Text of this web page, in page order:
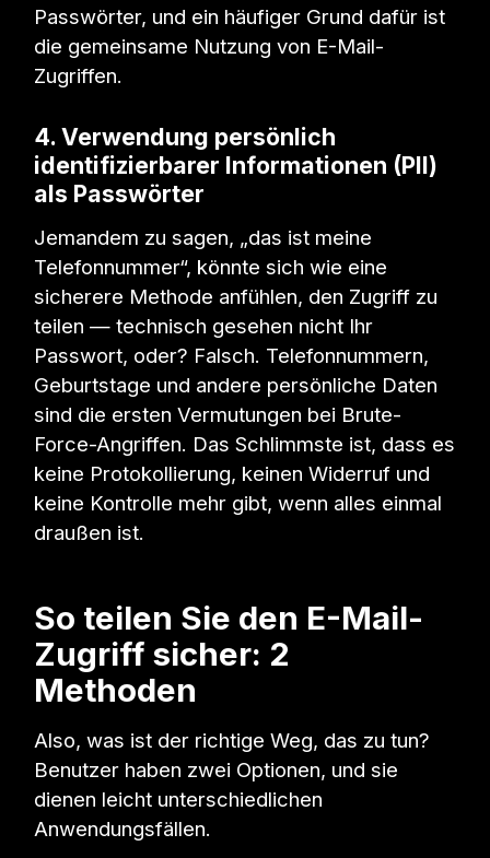
Passwörter, und ein häufiger Grund dafür ist
die gemeinsame Nutzung von E-Mail-
Zugriffen.
4. Verwendung persönlich
identifizierbarer Informationen (PII)
als Passwörter
Jemandem zu sagen, „das ist meine
Telefonnummer“, könnte sich wie eine
sicherere Methode anfühlen, den Zugriff zu
teilen — technisch gesehen nicht Ihr
Passwort, oder? Falsch. Telefonnummern,
Geburtstage und andere persönliche Daten
sind die ersten Vermutungen bei Brute-
Force-Angriffen. Das Schlimmste ist, dass es
keine Protokollierung, keinen Widerruf und
keine Kontrolle mehr gibt, wenn alles einmal
draußen ist.
So teilen Sie den E-Mail-
Zugriff sicher: 2
Methoden
Also, was ist der richtige Weg, das zu tun?
Benutzer haben zwei Optionen, und sie
dienen leicht unterschiedlichen
Anwendungsfällen.